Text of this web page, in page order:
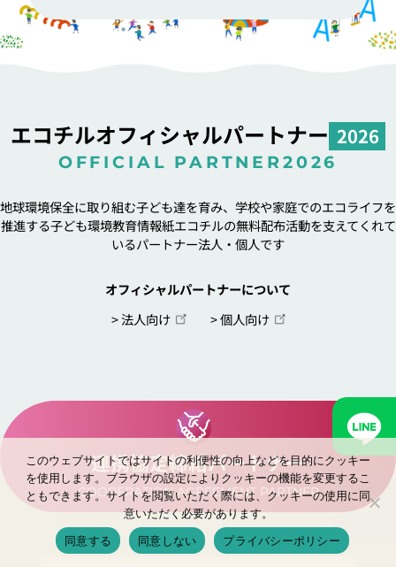
エコチルオフィシャルパートナー
OFFICIAL PARTNER2026
地球環境保全に取り組む子ども達を育み、学校や家庭でのエコライフを
推進する子ども環境教育情報紙エコチルの無料配布活動を支えてくれて
いるパートナー法人・個人です
オフィシャルパートナーについて
> 法人向け
> 個人向け
連携協定締結パートナー
COOPERATION AGREEMENT PARTNER
このウェブサイトではサイトの利便性の向上などを目的にクッキー
を使用します。ブラウザの設定によりクッキーの機能を変更するこ
ともできます。サイトを閲覧いただく際には、クッキーの使用に同
意いただく必要があります。
同意する
同意しない プライバシーポリシー